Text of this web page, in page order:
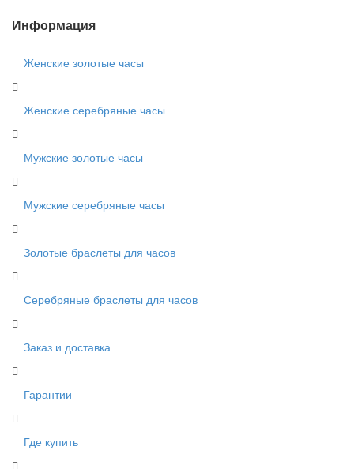
Информация
Женские золотые часы
Женские серебряные часы
Мужские золотые часы
Мужские серебряные часы
Золотые браслеты для часов
Серебряные браслеты для часов
Заказ и доставка
Гарантии
Где купить